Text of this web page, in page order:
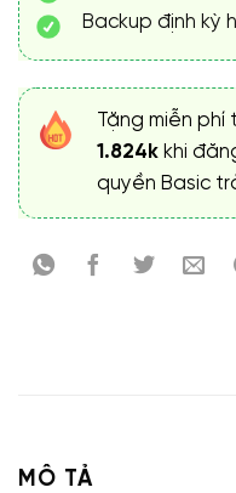
Backup định kỳ
Tặng miễn phí
1.824k khi
quyền Basic
MÔ TẢ